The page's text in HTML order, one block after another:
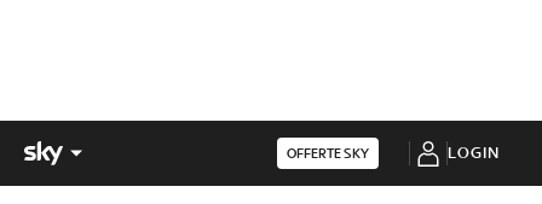
OFFERTE SKY LOGIN